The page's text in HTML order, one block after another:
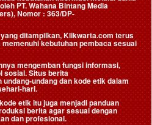
PT. Wahana Bintang Media
, Nomor : 363/DP-
ditampilkan, Klikwarta.com terus
kebutuhan pembaca sesuai
mengemban fungsi informasi,
sosial. Situs berita
undang dan kode etik dalam
hari.
etik itu juga menjadi panduan
berita agar sesuai dengan
dan profesional.